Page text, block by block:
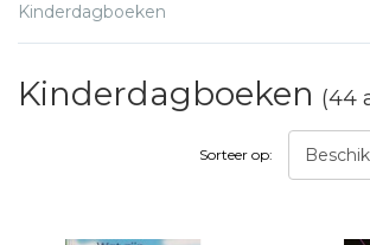
Kinderdagboeken
Kinderdagboeken (44
Sorteer op: